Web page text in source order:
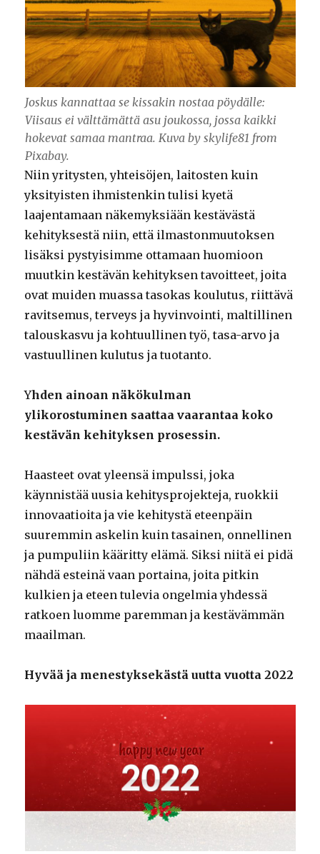
Joskus kannattaa se kissakin nostaa pöydälle:
Viisaus ei välttämättä asu joukossa, jossa kaikki
hokevat samaa mantraa. Kuva by skylife81 from
Pixabay.
Niin yritysten, yhteisöjen, laitosten kuin
yksityisten ihmistenkin tulisi kyetä
laajentamaan näkemyksiään kestävästä
kehityksestä niin, että ilmastonmuutoksen
lisäksi pystyisimme ottamaan huomioon
muutkin kestävän kehityksen tavoitteet, joita
ovat muiden muassa tasokas koulutus, riittävä
ravitsemus, terveys ja hyvinvointi, maltillinen
talouskasvu ja kohtuullinen työ, tasa-arvo ja
vastuullinen kulutus ja tuotanto.
Yhden ainoan näkökulman
ylikorostuminen saattaa vaarantaa koko
kestävän kehityksen prosessin.
Haasteet ovat yleensä impulssi, joka
käynnistää uusia kehitysprojekteja, ruokkii
innovaatioita ja vie kehitystä eteenpäin
suuremmin askelin kuin tasainen, onnellinen
ja pumpuliin kääritty elämä. Siksi niitä ei pidä
nähdä esteinä vaan portaina, joita pitkin
kulkien ja eteen tulevia ongelmia yhdessä
ratkoen luomme paremman ja kestävämmän
maailman.
Hyvää ja menestyksekästä uutta vuotta 2022